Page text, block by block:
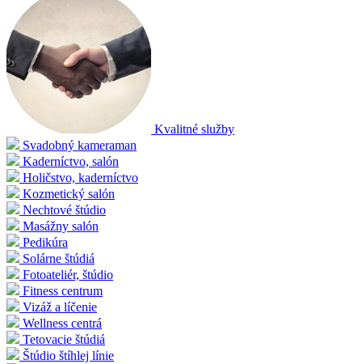
Kvalitné služby
Svadobný kameraman
Kaderníctvo, salón
Holičstvo, kaderníctvo
Kozmetický salón
Nechtové štúdio
Masážny salón
Pedikúra
Solárne štúdiá
Fotoateliér, štúdio
Fitness centrum
Vizáž a líčenie
Wellness centrá
Tetovacie štúdiá
Štúdio štíhlej línie